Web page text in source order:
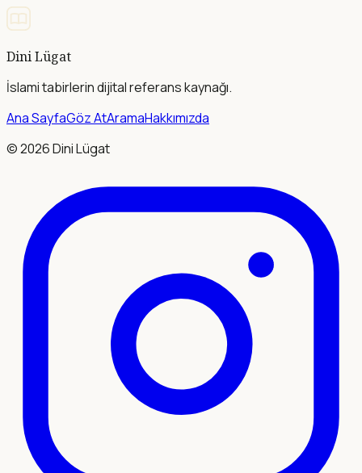
Dini Lügat
İslami tabirlerin dijital referans kaynağı.
Ana SayfaGöz AtAramaHakkımızda
©2026Dini Lügat